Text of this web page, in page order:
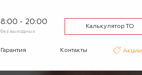
8:00 - 20:00
без выходных
Калькулятор ТО
Гарантия Контакты Акции